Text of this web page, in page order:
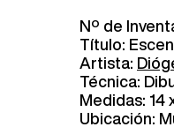
Nº de
Título:
Artista:
Técnica:
Medidas: 14
Ubicación: